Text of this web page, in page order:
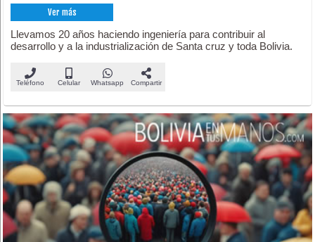
Ver más
Llevamos 20 años haciendo ingeniería para contribuir al
desarrollo y a la industrialización de Santa cruz y toda Bolivia.
Teléfono Celular Whatsapp Compartir